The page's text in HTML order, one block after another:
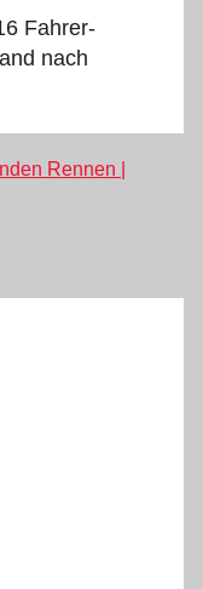
Fahrer-
nach
Rennen |